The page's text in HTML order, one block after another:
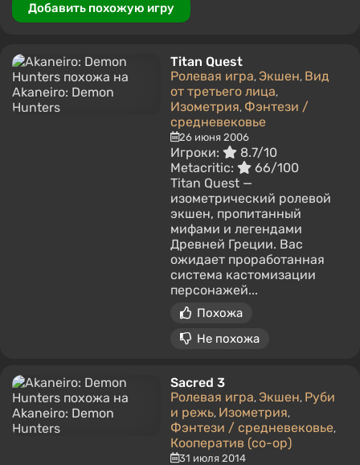
Добавить похожую игру
Titan Quest
Ролевая игра, Экшен, Вид
от третьего лица,
Изометрия, Фэнтези /
средневековье
26 июня 2006
Игроки:
8.7/10
Metacritic:
66/100
Titan Quest —
изометрический ролевой
экшен, пропитанный
мифами и легендами
Древней Греции. Вас
ожидает проработанная
система кастомизации
персонажей...
Похожа
Не похожа
Sacred 3
Ролевая игра, Экшен, Руби
и режь, Изометрия,
Фэнтези / средневековье,
Кооператив (co-op)
31 июля 2014